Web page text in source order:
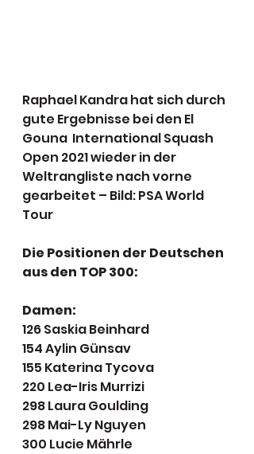
Raphael Kandra hat sich durch
gute Ergebnisse bei den El
Gouna  International Squash
Open 2021 wieder in der
Weltrangliste nach vorne
gearbeitet – Bild: PSA World
Tour
Die Positionen der Deutschen
aus den TOP 300:
Damen:
126 Saskia Beinhard
154 Aylin Günsav
155 Katerina Tycova
220 Lea-Iris Murrizi
298 Laura Goulding
298 Mai-Ly Nguyen
300 Lucie Mährle